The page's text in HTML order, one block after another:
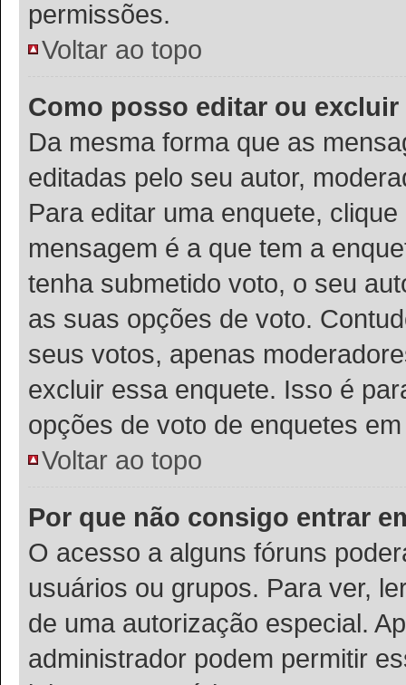
permissões.
Voltar ao topo
Como posso editar ou
Da mesma forma que as
editadas pelo seu autor,
Para editar uma enquete,
mensagem é a que tem a
tenha submetido voto, o seu
as suas opções de voto.
seus votos, apenas
excluir essa enquete. Isso é
opções de voto de enquetes
Voltar ao topo
Por que não consigo entrar
O acesso a alguns fóruns
usuários ou grupos. Para ver,
de uma autorização especial.
administrador podem permitir